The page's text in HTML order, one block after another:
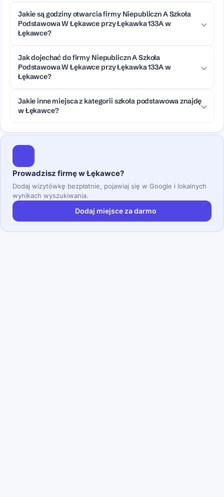
Jakie są godziny otwarcia firmy Niepubliczn A Szkoła
Podstawowa W Łękawce przy Łękawka 133A w
Łękawce?
Jak dojechać do firmy Niepubliczn A Szkoła
Podstawowa W Łękawce przy Łękawka 133A w
Łękawce?
Jakie inne miejsca z kategorii szkoła podstawowa znajdę
w Łękawce?
Prowadzisz firmę w Łękawce?
Dodaj wizytówkę bezpłatnie, pojawiaj się w Google i lokalnych
wynikach wyszukiwania.
Dodaj miejsce za darmo